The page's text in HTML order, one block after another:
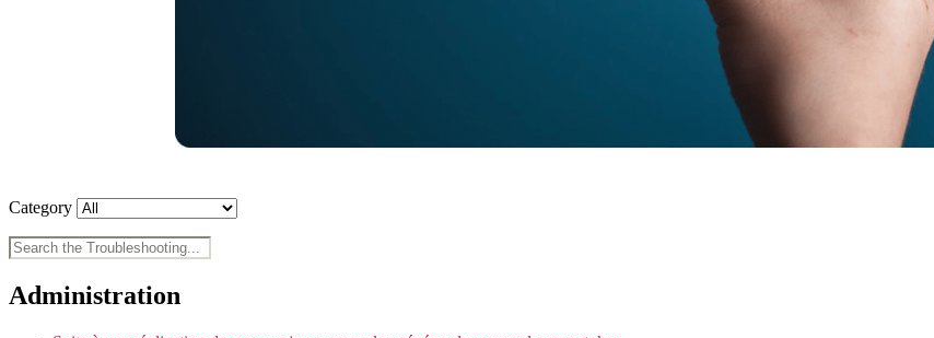
Category
Administration